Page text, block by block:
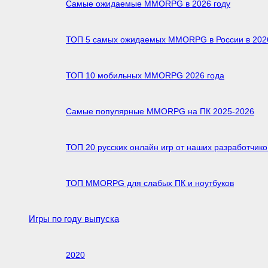
Самые ожидаемые MMORPG в 2026 году
ТОП 5 самых ожидаемых MMORPG в России в
ТОП 10 мобильных MMORPG 2026 года
Самые популярные MMORPG на ПК 2025-2026
ТОП 20 русских онлайн игр от наших
ТОП MMORPG для слабых ПК и ноутбуков
Игры по году выпуска
2020